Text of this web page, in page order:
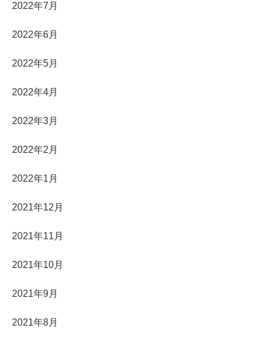
2022年7月
2022年6月
2022年5月
2022年4月
2022年3月
2022年2月
2022年1月
2021年12月
2021年11月
2021年10月
2021年9月
2021年8月